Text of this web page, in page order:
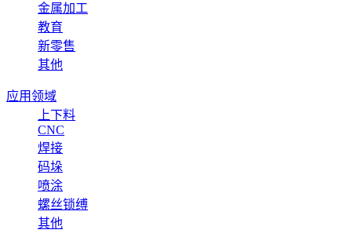
金属加工
教育
新零售
其他
应用领域
上下料
CNC
焊接
码垛
喷涂
螺丝锁缚
其他